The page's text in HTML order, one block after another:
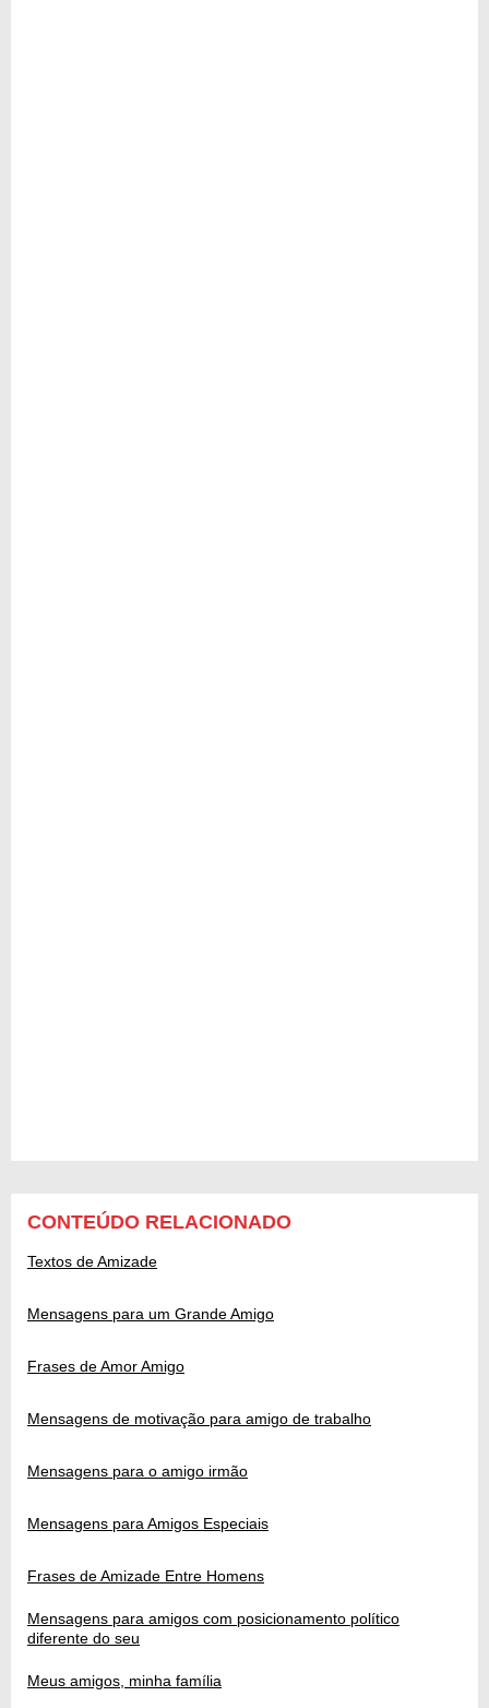
CONTEÚDO RELACIONADO
Textos de Amizade
Mensagens para um Grande Amigo
Frases de Amor Amigo
Mensagens de motivação para amigo de trabalho
Mensagens para o amigo irmão
Mensagens para Amigos Especiais
Frases de Amizade Entre Homens
Mensagens para amigos com posicionamento político
diferente do seu
Meus amigos, minha família